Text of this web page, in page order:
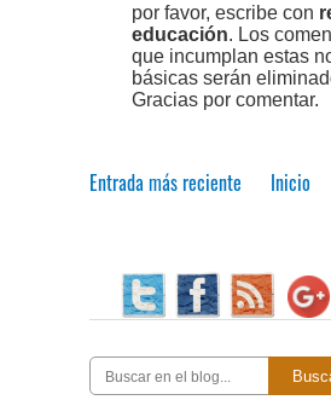
por favor, escribe con
educación. Los
que incumplan estas
básicas serán
Gracias por comentar.
Entrada más reciente Inicio